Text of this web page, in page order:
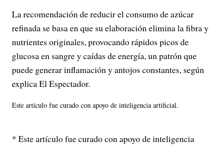
La recomendación de reducir el consumo de azúcar
refinada se basa en que su elaboración elimina la fibra y
nutrientes originales, provocando rápidos picos de
glucosa en sangre y caídas de energía, un patrón que
puede generar inflamación y antojos constantes, según
explica El Espectador.
Este artículo fue curado con apoyo de inteligencia artificial.
* Este artículo fue curado con apoyo de inteligencia